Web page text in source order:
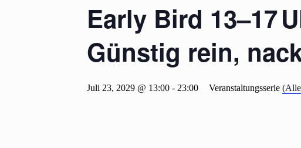
Early Bird 13–17
Günstig rein,
Juli 23, 2029 @ 13:00 - 23:00 Veranstaltungsserie (Alle